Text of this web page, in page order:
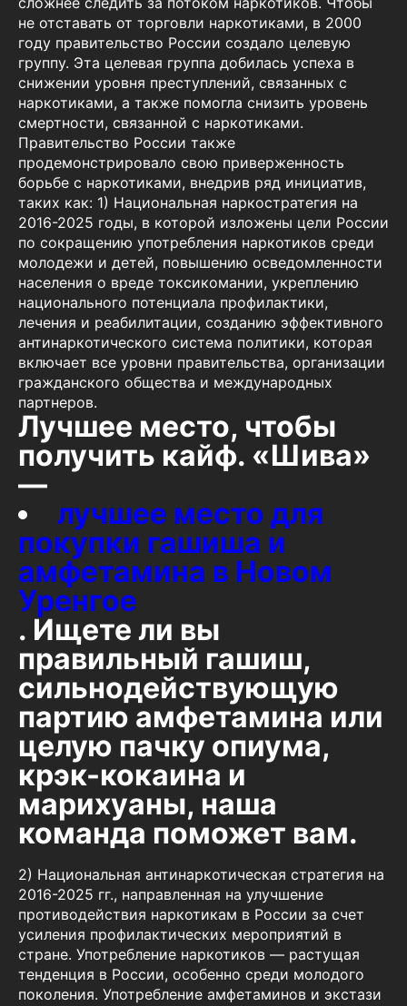
не отставать от торговли наркотиками, в 2000
году правительство России создало целевую
группу. Эта целевая группа добилась успеха в
снижении уровня преступлений, связанных с
наркотиками, а также помогла снизить уровень
смертности, связанной с наркотиками.
Правительство России также
продемонстрировало свою приверженность
борьбе с наркотиками, внедрив ряд инициатив,
таких как: 1) Национальная наркостратегия на
2016-2025 годы, в которой изложены цели России
по сокращению употребления наркотиков среди
молодежи и детей, повышению осведомленности
населения о вреде токсикомании, укреплению
национального потенциала профилактики,
лечения и реабилитации, созданию эффективного
антинаркотического система политики, которая
включает все уровни правительства, организации
гражданского общества и международных
партнеров.
Лучшее место, чтобы
получить кайф. «Шива»
—
лучшее место для
покупки гашиша и
амфетамина в Новом
Уренгое
. Ищете ли вы
правильный гашиш,
сильнодействующую
партию амфетамина или
целую пачку опиума,
крэк-кокаина и
марихуаны, наша
команда поможет вам.
2) Национальная антинаркотическая стратегия на
2016-2025 гг., направленная на улучшение
противодействия наркотикам в России за счет
усиления профилактических мероприятий в
стране. Употребление наркотиков — растущая
тенденция в России, особенно среди молодого
поколения. Употребление амфетаминов и экстази